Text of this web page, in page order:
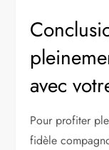
avec
Pour profiter
fidèle